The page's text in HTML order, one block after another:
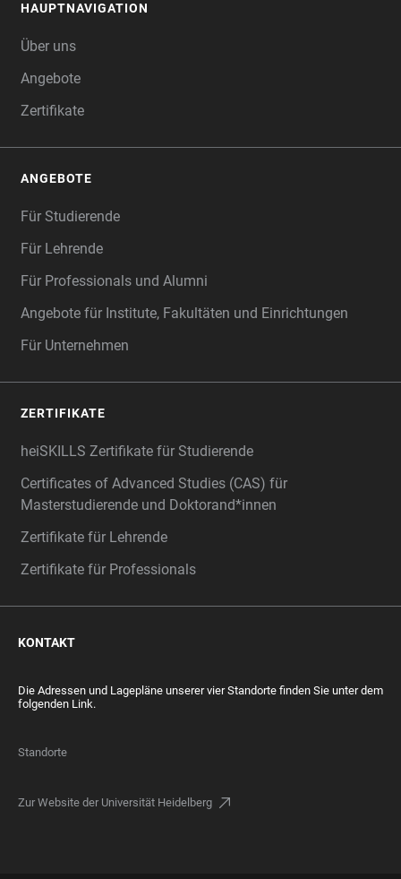
HAUPTNAVIGATION
Über uns
Angebote
Zertifikate
ANGEBOTE
Für Studierende
Für Lehrende
Für Professionals und Alumni
Angebote für Institute, Fakultäten und Einrichtungen
Für Unternehmen
ZERTIFIKATE
heiSKILLS Zertifikate für Studierende
Certificates of Advanced Studies (CAS) für
Masterstudierende und Doktorand*innen
Zertifikate für Lehrende
Zertifikate für Professionals
KONTAKT
Die Adressen und Lagepläne unserer vier Standorte finden Sie unter dem
folgenden Link.
Standorte
Zur Website der Universität Heidelberg